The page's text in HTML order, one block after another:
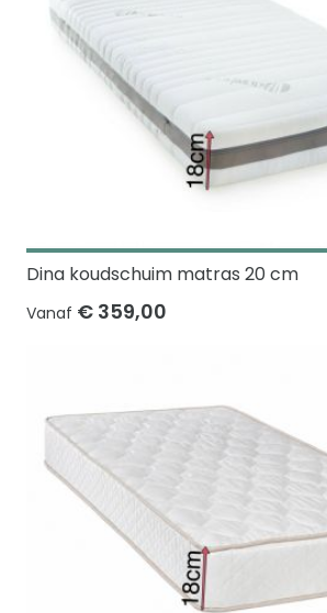
Dina koudschuim matras 20 cm
Vanaf € 359,00